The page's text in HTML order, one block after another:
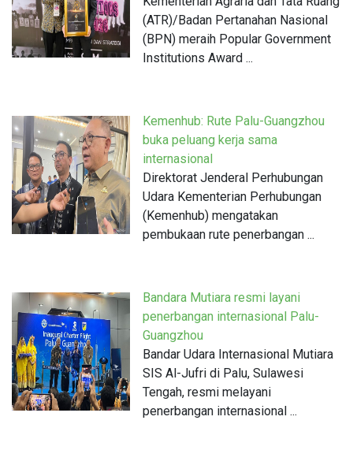
(ATR)/Badan Pertanahan Nasional
(BPN) meraih Popular Government
Institutions Award ...
Kemenhub: Rute Palu-Guangzhou
buka peluang kerja sama
internasional
Direktorat Jenderal Perhubungan
Udara Kementerian Perhubungan
(Kemenhub) mengatakan
pembukaan rute penerbangan ...
Bandara Mutiara resmi layani
penerbangan internasional Palu-
Guangzhou
Bandar Udara Internasional Mutiara
SIS Al-Jufri di Palu, Sulawesi
Tengah, resmi melayani
penerbangan internasional ...